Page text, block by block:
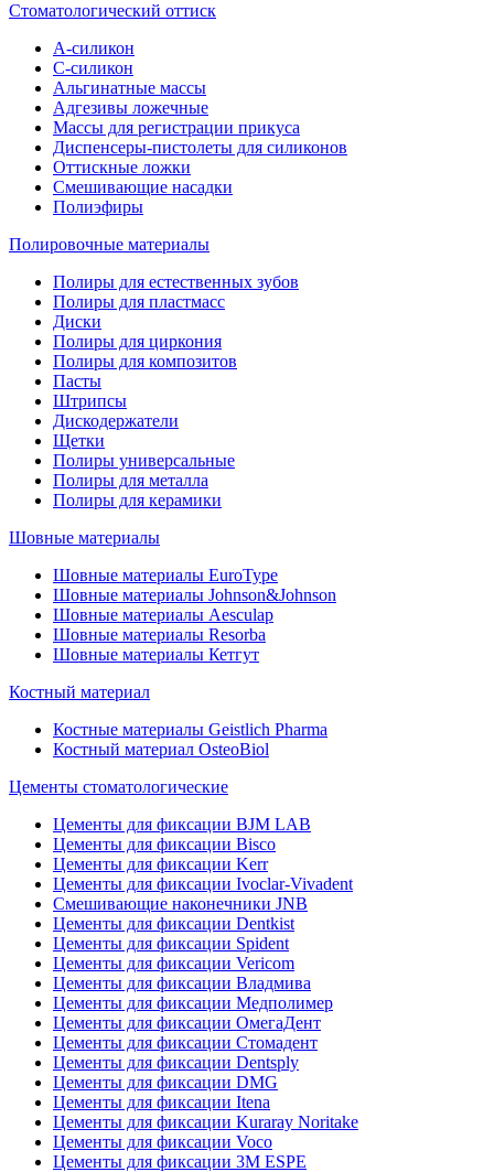
Стоматологический оттиск
А-силикон
C-силикон
Альгинатные массы
Адгезивы ложечные
Массы для регистрации прикуса
Диспенсеры-пистолеты для силиконов
Оттискные ложки
Смешивающие насадки
Полиэфиры
Полировочные материалы
Полиры для естественных зубов
Полиры для пластмасс
Диски
Полиры для циркония
Полиры для композитов
Пасты
Штрипсы
Дискодержатели
Щетки
Полиры универсальные
Полиры для металла
Полиры для керамики
Шовные материалы
Шовные материалы EuroType
Шовные материалы Johnson&Johnson
Шовные материалы Aesculap
Шовные материалы Resorba
Шовные материалы Кетгут
Костный материал
Костные материалы Geistlich Pharma
Костный материал OsteoBiol
Цементы стоматологические
Цементы для фиксации BJM LAB
Цементы для фиксации Bisco
Цементы для фиксации Kerr
Цементы для фиксации Ivoclar-Vivadent
Смешивающие наконечники JNB
Цементы для фиксации Dentkist
Цементы для фиксации Spident
Цементы для фиксации Vericom
Цементы для фиксации Владмива
Цементы для фиксации Медполимер
Цементы для фиксации ОмегаДент
Цементы для фиксации Стомадент
Цементы для фиксации Dentsply
Цементы для фиксации DMG
Цементы для фиксации Itena
Цементы для фиксации Kuraray Noritake
Цементы для фиксации Voco
Цементы для фиксации 3M ESPE